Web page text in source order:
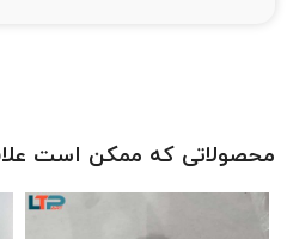
محصولاتی که ممکن است